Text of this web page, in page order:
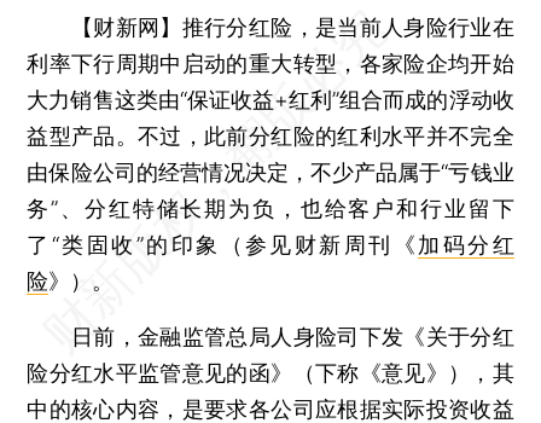
【财新网】 推行分红险，是当前人身险行业在
利率下行周期中启动的重大转型，各家险企均开始
大力销售这类由“保证收益+红利”组合而成的浮动收
益型产品。不过，此前分红险的红利水平并不完全
由保险公司的经营情况决定，不少产品属于“亏钱业
务”、分红特储长期为负，也给客户和行业留下
了“类固收”的印象（参见财新周刊《加码分红
险》）。
日前，金融监管总局人身险司下发《关于分红
险分红水平监管意见的函》（下称《意见》），其
中的核心内容，是要求各公司应根据实际投资收益